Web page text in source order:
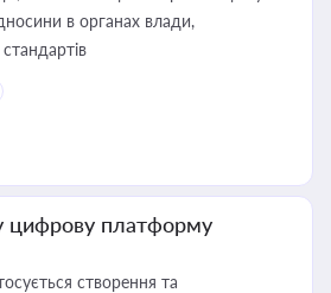
в органах влади,
цифрову платформу
створення та